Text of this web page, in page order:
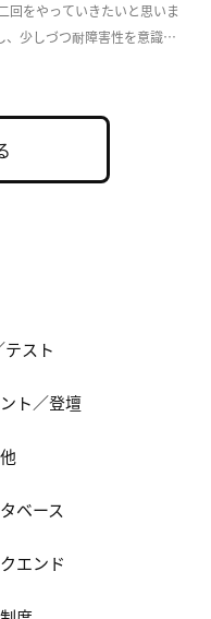
回をやっていきたいと思いま
、少しづつ耐障害性を意識し
テスト
ト／登壇
ベース
エンド